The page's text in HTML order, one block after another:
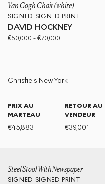
Van Gogh Chair (white)
SIGNED SIGNED PRINT
DAVID HOCKNEY
€50,000 -€70,000
Christie's New York
PRIX AU
MARTEAU
€45,883
RETOUR AU
VENDEUR
€39,001
Steel Stool With Newspaper
SIGNED SIGNED PRINT